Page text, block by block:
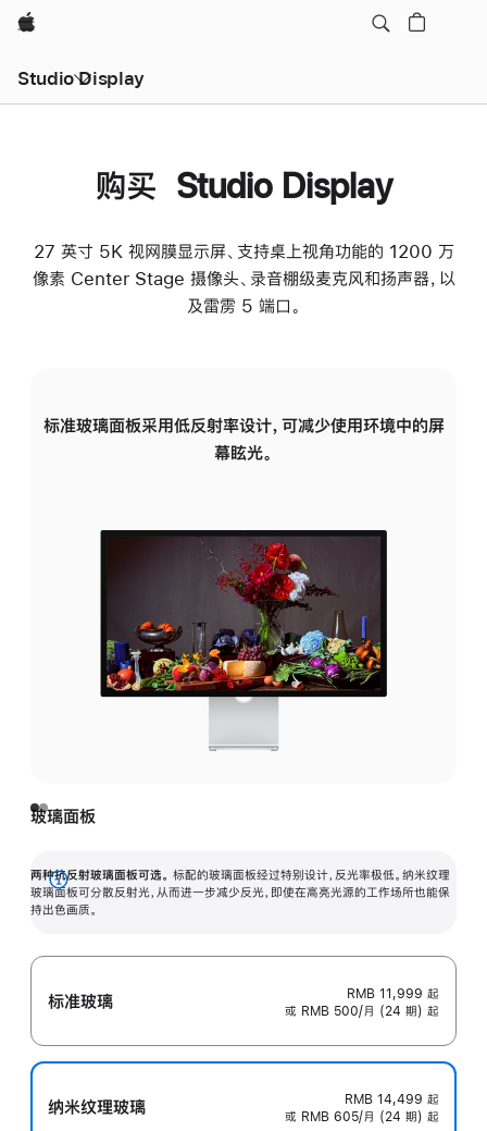
Apple
Studio Display
购买 Studio Display
27 英寸 5K 视网膜显示屏、支持桌上视角功能的 1200 万
像素 Center Stage 摄像头、录音棚级麦克风和扬声器，以
及雷雳 5 端口。
标准玻璃面板采用低反射率设计，可减少使用环境中的屏
幕眩光。
玻璃面板
两种抗反射玻璃面板可选。 标配的玻璃面板经过特别设计，反光率极低。纳米纹理
玻璃面板可分散反射光，从而进一步减少反光，即使在高亮光源的工作场所也能保
持出色画质。
展
开
标准玻璃 RMB 11,999 起
或 RMB 500/月 (24 期) 起
纳米纹理玻璃 RMB 14,499 起
或 RMB 605/月 (24 期) 起